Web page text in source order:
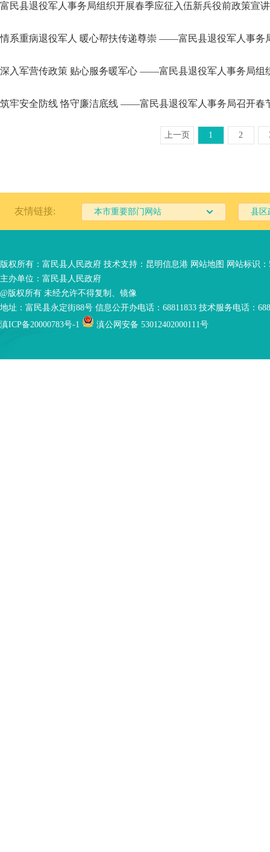
富民县退役军人事务局组织开展春季应征入伍新兵役前政策宣
情系重病退役军人 暖心帮扶传递尊崇 ——富民县退役军人事务
深入军营传政策 贴心服务暖军心 ——富民县退役军人事务局组
筑牢安全防线 恪守廉洁底线 ——富民县退役军人事务局召开春
上一页 1 2
友情链接: 本市重要部门网站 县区
版权所有：富民县人民政府 技术支持： 昆明信息港 网站地图 网站标识：
主办单位：富民县人民政府
@版权所有 未经允许不得复制、镜像
地址：富民县永定街88号 信息公开办电话：68811833 技术服务电话：
滇ICP备20000783号-1
滇公网安备 53012402000111号